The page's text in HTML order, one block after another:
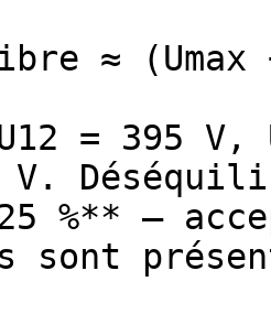
≈ (Umax
= 395
V.
%** —
sont